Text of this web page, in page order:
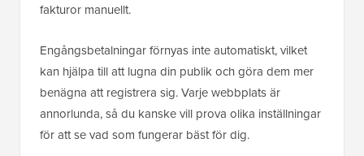
fakturor manuellt.
Engångsbetalningar förnyas inte automatiskt, vilket
kan hjälpa till att lugna din publik och göra dem mer
benägna att registrera sig. Varje webbplats är
annorlunda, så du kanske vill prova olika inställningar
för att se vad som fungerar bäst för dig.